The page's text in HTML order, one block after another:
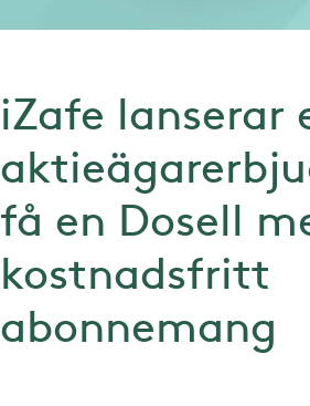
iZafe lanserar
få en Dosell
kostnadsfritt
abonnemang